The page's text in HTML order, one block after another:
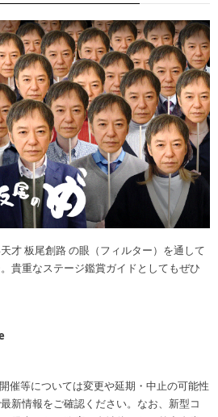
才 板尾創路 の眼（フィルター）を通して
貴重なステージ鑑賞ガイドとしてもぜひ
催等については変更や延期・中止の可能性
新情報をご確認ください。なお、新型コ